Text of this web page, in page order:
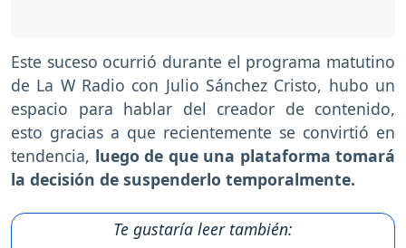
Este suceso ocurrió durante el programa matutino
de La W Radio con Julio Sánchez Cristo, hubo un
espacio para hablar del creador de contenido,
esto gracias a que recientemente se convirtió en
tendencia, luego de que una plataforma tomará
la decisión de suspenderlo temporalmente.
Te gustaría leer también: